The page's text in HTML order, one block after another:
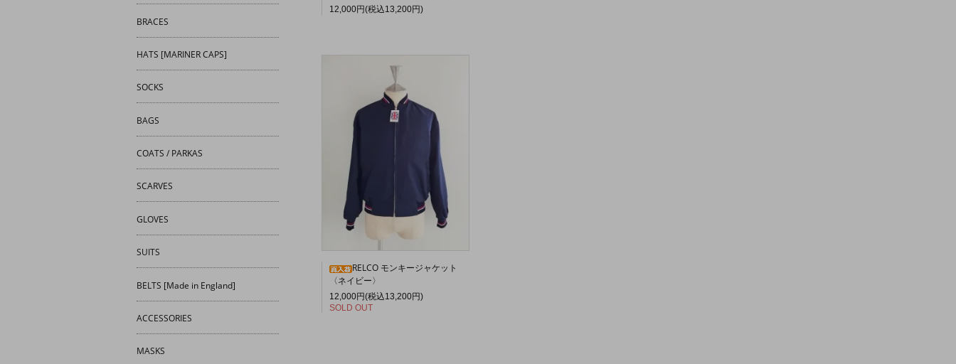
12,000円(税込13,200円)
RELCO モンキージャケット
〈ネイビー〉
12,000円(税込13,200円)
SOLD OUT
BRACES
HATS [MARINER CAPS]
SOCKS
BAGS
COATS / PARKAS
SCARVES
GLOVES
SUITS
BELTS [Made in England]
ACCESSORIES
MASKS